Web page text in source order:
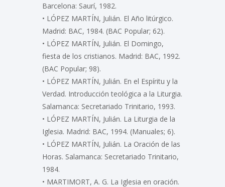
Barcelona: Saurí, 1982.
• LÓPEZ MARTÍN, Julián. El Año litúrgico.
Madrid: BAC, 1984. (BAC Popular; 62).
• LÓPEZ MARTÍN, Julián. El Domingo,
fiesta de los cristianos. Madrid: BAC, 1992.
(BAC Popular; 98).
• LÓPEZ MARTÍN, Julián. En el Espíritu y la
Verdad. Introducción teológica a la Liturgia.
Salamanca: Secretariado Trinitario, 1993.
• LÓPEZ MARTÍN, Julián. La Liturgia de la
Iglesia. Madrid: BAC, 1994. (Manuales; 6).
• LÓPEZ MARTÍN, Julián. La Oración de las
Horas. Salamanca: Secretariado Trinitario,
1984.
• MARTIMORT, A. G. La Iglesia en oración.